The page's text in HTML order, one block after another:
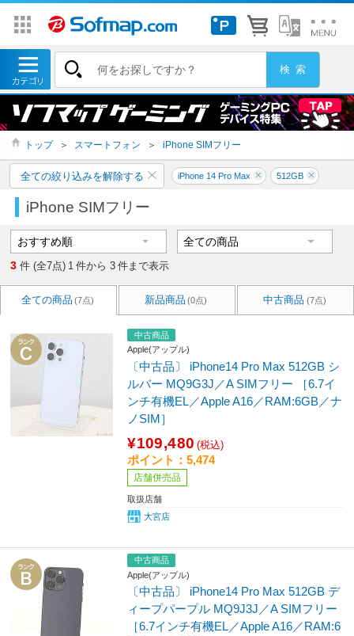
トップ ＞ スマートフォン ＞ iPhone SIMフリー
全ての絞り込みを解除する iPhone 14 Pro Max 512GB
iPhone SIMフリー
3 件 (全7点) 1 件から 3 件まで表示
全ての商品 (7点) 新品商品 (0点) 中古商品 (7点)
中古商品
Apple(アップル)
〔中古品〕 iPhone14 Pro Max 512GB シ
ルバー MQ9G3J／A SIMフリー ［6.7イ
ンチ有機EL／Apple A16／RAM:6GB／ナ
ノSIM］
¥109,480 (税込)
ポイント：5,474
店舗併売品
取扱店舗
大宮店
中古商品
Apple(アップル)
〔中古品〕 iPhone14 Pro Max 512GB デ
ィープパープル MQ9J3J／A SIMフリー
［6.7インチ有機EL／Apple A16／RAM:6